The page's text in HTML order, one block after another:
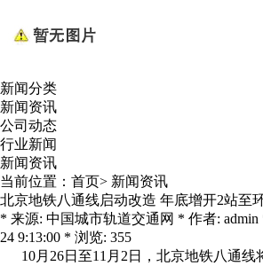
新闻分类
新闻资讯
公司动态
行业新闻
新闻资讯
当前位置： 首页> 新闻资讯
北京地铁八通线启动改造 年底增开2站至
* 来源: 中国城市轨道交通网 * 作者: admin
24 9:13:00 * 浏览: 355
10月26日至11月2日，北京地铁八通线